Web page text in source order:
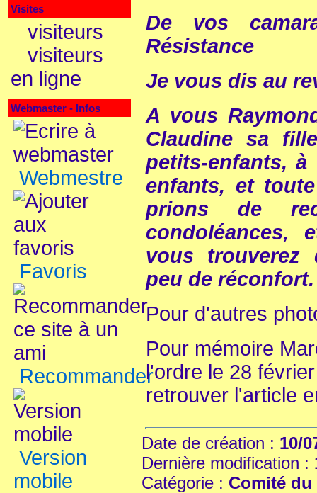
Visites
visiteurs
visiteurs
en ligne
Webmaster - Infos
Webmestre
Favoris
Recommander
Version
mobile
De vos
Résistance
Je vous dis au
A vous
Claudine sa
petits-enfants, à
enfants, et
prions de
condoléances,
vous trouverez
peu de réconfort.
Pour d'autres
Pour mémoire
l'ordre le 28
retrouver l'article
Date de création : 10/
Dernière modification :
Catégorie : Comité du